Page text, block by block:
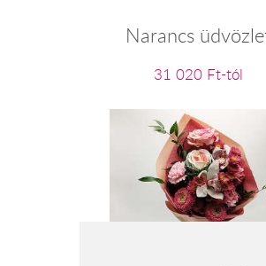
Narancs
31 020 Ft-tól